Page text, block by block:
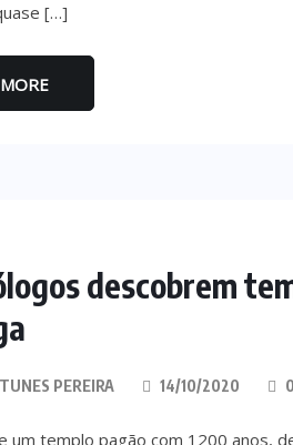
[…]
descobrem
PEREIRA 14/10/2020
um templo pagão com 1200 anos,